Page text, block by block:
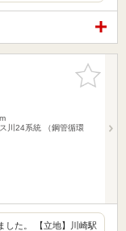
お気に入
りに追加
川24系統 （鋼管循環
した。 【立地】川崎駅